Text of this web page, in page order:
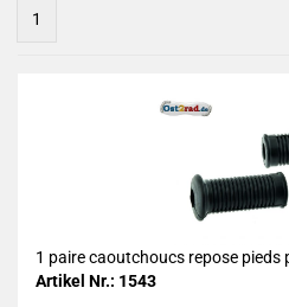
1
1 paire caoutchoucs repose pieds
Artikel Nr.: 1543